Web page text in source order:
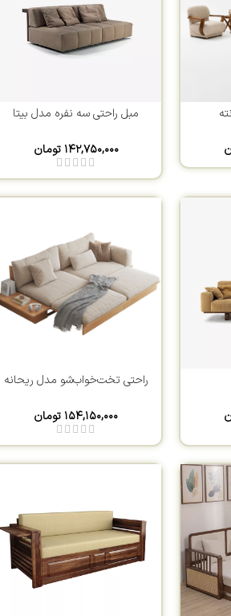
مبل راحتی سه نفره مدل بیتا
۱۴۲,۷۵۰,۰۰۰ تومان
راحتی تخت‌خواب‌شو مدل ریحانه
۱۵۴,۱۵۰,۰۰۰ تومان